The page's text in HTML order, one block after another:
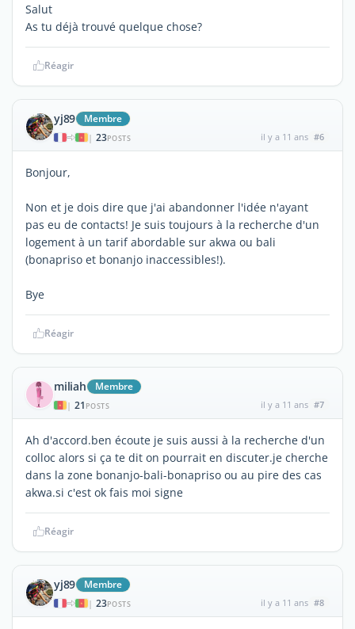
Salut
As tu déjà trouvé quelque chose?
Réagir
yj89 Membre
| 23POSTS il y a 11 ans #6
Bonjour,
Non et je dois dire que j'ai abandonner l'idée n'ayant
pas eu de contacts! Je suis toujours à la recherche d'un
logement à un tarif abordable sur akwa ou bali
(bonapriso et bonanjo inaccessibles!).
Bye
Réagir
miliah Membre
| 21 POSTS il y a 11 ans #7
Ah d'accord.ben écoute je suis aussi à la recherche d'un
colloc alors si ça te dit on pourrait en discuter.je cherche
dans la zone bonanjo-bali-bonapriso ou au pire des cas
akwa.si c'est ok fais moi signe
Réagir
yj89 Membre
| 23POSTS il y a 11 ans #8